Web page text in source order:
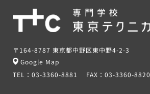
〒164-8787 東京都中野区東中野4-2-3
Google Map
TEL： 03-3360-8881 FAX： 03-3360-8820